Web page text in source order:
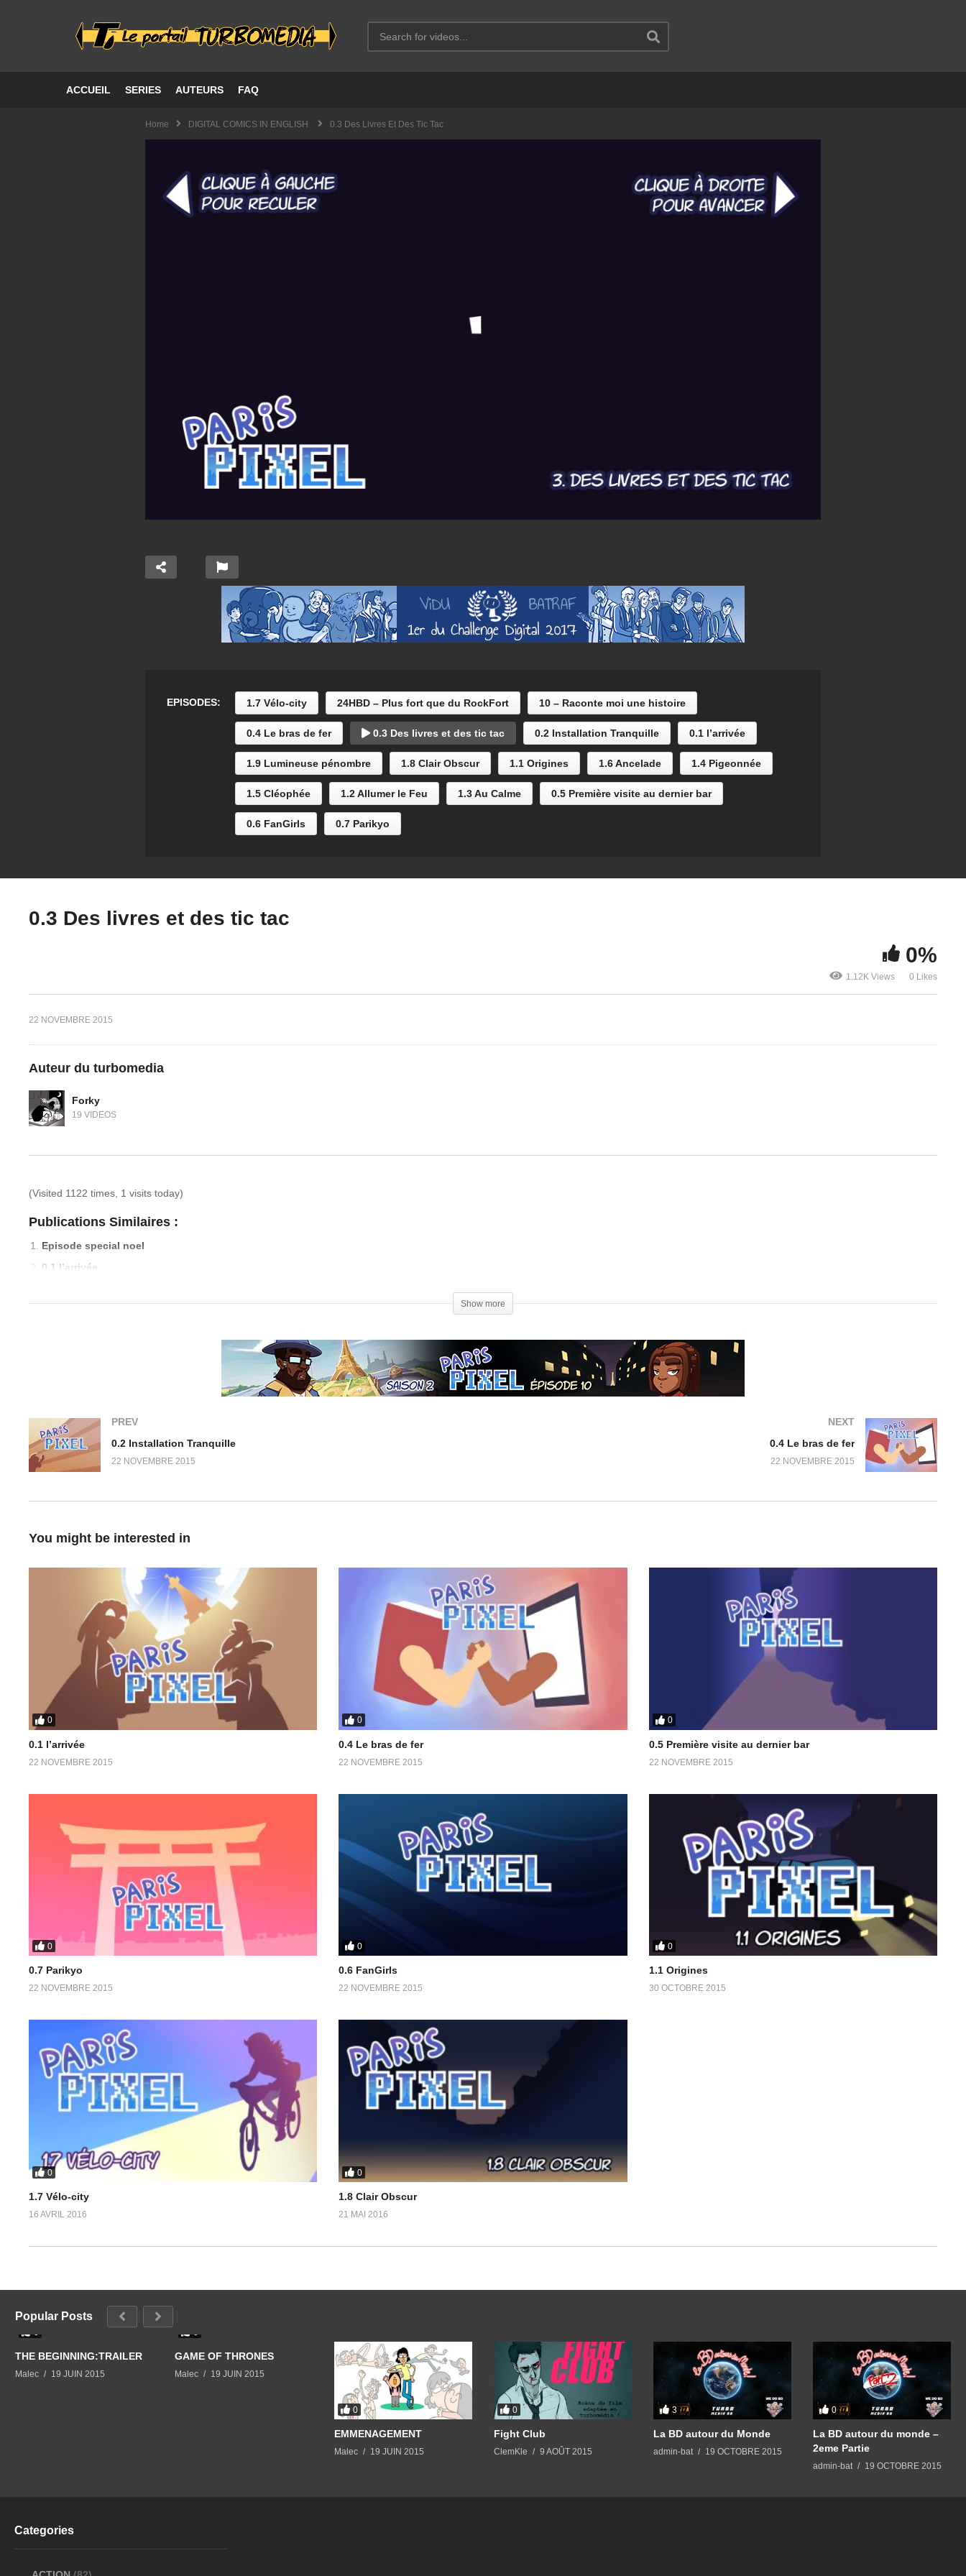
ACCUEIL SERIES AUTEURS FAQ
Home DIGITAL COMICS IN ENGLISH 0.3 Des Livres Et Des Tic Tac
EPISODES: 1.7 Vélo-city 24HBD – Plus fort que du RockFort 10 – Raconte moi une histoire
0.4 Le bras de fer 0.3 Des livres et des tic tac 0.2 Installation Tranquille 0.1 l’arrivée
1.9 Lumineuse pénombre 1.8 Clair Obscur 1.1 Origines 1.6 Ancelade 1.4 Pigeonnée
1.5 Cléophée 1.2 Allumer le Feu 1.3 Au Calme 0.5 Première visite au dernier bar
0.6 FanGirls 0.7 Parikyo
0.3 Des livres et des tic tac
0%
1.12K Views 0 Likes
22 NOVEMBRE 2015
Auteur du turbomedia
Forky
19 VIDEOS
(Visited 1122 times, 1 visits today)
Publications Similaires :
Episode special noel
0.1 l’arrivée
Show more
PREV
0.2 Installation Tranquille
22 NOVEMBRE 2015
NEXT
0.4 Le bras de fer
22 NOVEMBRE 2015
You might be interested in
0
0.1 l’arrivée
22 NOVEMBRE 2015
0
0.4 Le bras de fer
22 NOVEMBRE 2015
0
0.5 Première visite au dernier bar
22 NOVEMBRE 2015
0
0.7 Parikyo
22 NOVEMBRE 2015
0
0.6 FanGirls
22 NOVEMBRE 2015
0
1.1 Origines
30 OCTOBRE 2015
0
1.7 Vélo-city
16 AVRIL 2016
0
1.8 Clair Obscur
21 MAI 2016
Popular Posts
THE BEGINNING:TRAILER
Malec 19 JUIN 2015
GAME OF THRONES
Malec 19 JUIN 2015
0
EMMENAGEMENT
Malec 19 JUIN 2015
0
Fight Club
ClemKle 9 AOÛT 2015
3
La BD autour du Monde
admin-bat 19 OCTOBRE 2015
0
La BD autour du monde –
2eme Partie
admin-bat 19 OCTOBRE 2015
Categories